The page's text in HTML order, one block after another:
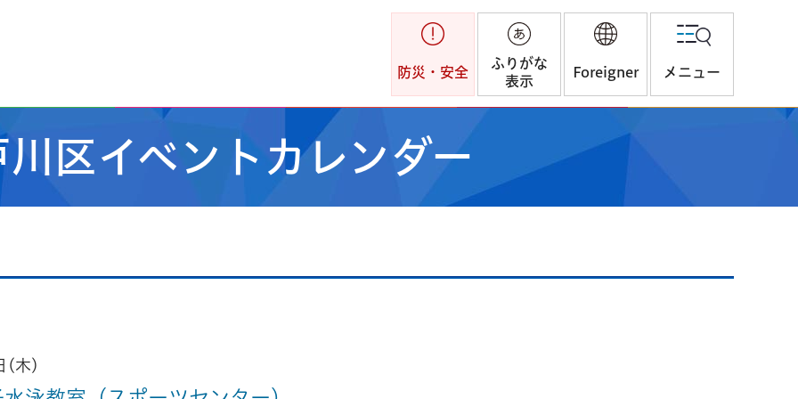
防災・安全
ふりがな
表示
Foreigner メニュー
区イベントカレンダー
(木)